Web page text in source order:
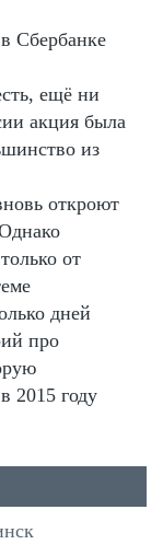
Сбербанке
ещё ни
акция была
из
откроют
от
дней
про
2015 году